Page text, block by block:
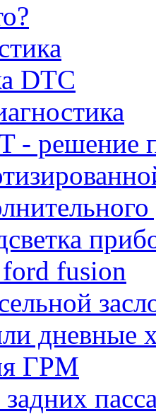
DTC
- решение
fusion
дневные
ГРМ